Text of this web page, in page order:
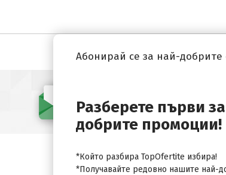
Абонирай се за най-
Абонирай се за най-
Разберете първи
добрите промоции!
*Който разбира TopOfertite избира!
*Получавайте редовно нашите най-